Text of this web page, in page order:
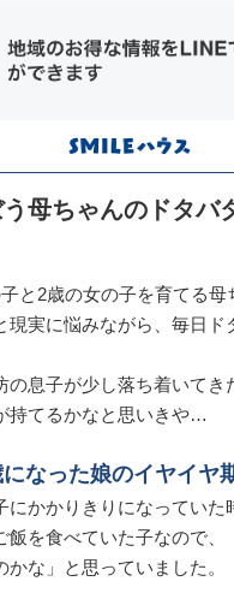
母ちゃんのドタバ
と2歳の女の子を育てる母
現実に悩みながら、毎日ド
の息子が少し落ち着いてき
持てるかなと思いきや…
なった娘のイヤイヤ
にかかりきりになっていた
飯を食べていた子なので、
かな」と思っていました。